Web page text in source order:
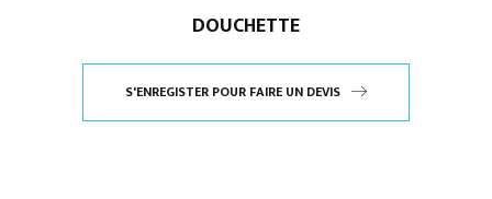
DOUCHETTE
S'ENREGISTER POUR FAIRE UN DEVIS